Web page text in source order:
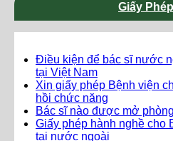
Giấy
Điều kiện để bác sĩ nước
tại Việt Nam
Xin giấy phép Bệnh viện
hồi chức năng
Bác sĩ nào được mở
Giấy phép hành nghề cho
tại nước ngoài